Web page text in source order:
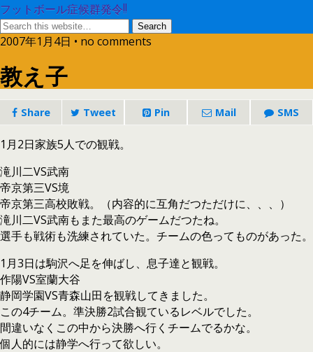
フットボール症候群発令!!
2007年1月4日 • no comments
教え子
Share Tweet Pin Mail SMS
1月2日家族5人での観戦。
滝川二VS武南
帝京第三VS境
帝京第三高校敗戦。（内容的に互角だつただけに、、、）
滝川二VS武南もまた最高のゲームだつたね。
選手も戦術も洗練されていた。チームの色ってものがあった。
1月3日は駒沢へ足を伸ばし、息子達と観戦。
作陽VS室蘭大谷
静岡学園VS青森山田を観戦してきました。
この4チーム。準決勝2試合観ているレベルでした。
間違いなくこの中から決勝へ行くチームでるかな。
個人的には静学へ行って欲しい。